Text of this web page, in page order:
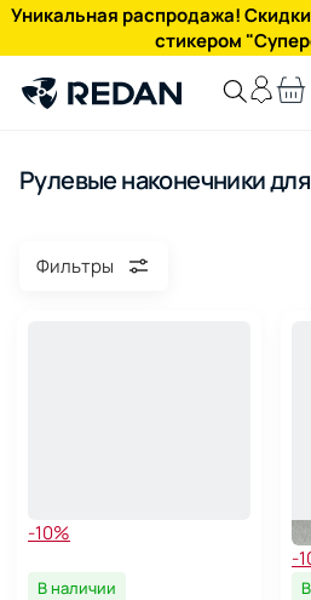
Уникальная распродажа!
стикером
Рулевые наконечники
Фильтры
-10%
В наличии
-